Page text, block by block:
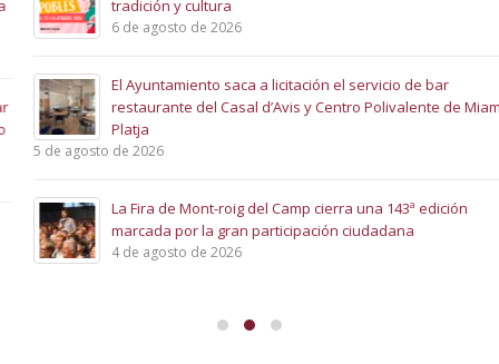
tradición y cultura
6 de agosto de 2026
El Ayuntamiento saca a licitación el servicio de bar
restaurante del Casal d’Avis y Centro Polivalente de Miami
Platja
5 de agosto de 2026
La Fira de Mont-roig del Camp cierra una 143ª edición
marcada por la gran participación ciudadana
4 de agosto de 2026